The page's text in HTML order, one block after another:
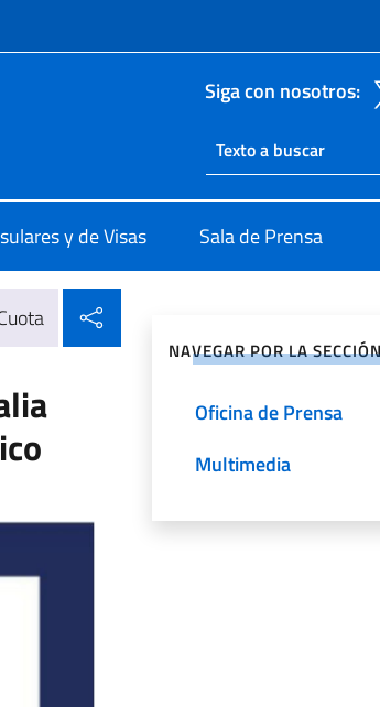
Siga con nosotros:
Ricerca
Buscar en el sitio
y de Visas Sala de Prensa
NAVEGAR POR LA
Oficina de Prensa
Multimedia